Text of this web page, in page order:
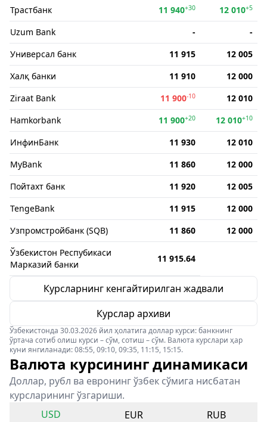
Трастбанк 11 940+30 12 010+5
Uzum Bank -
-
Универсал банк
11 915
12 005
Халқ банки
11 910
12 000
Ziraat Bank
11 900-10
12 010
Hamkorbank
11 900+20 12 010+10
ИнфинБанк 11 930
12 010
MyBank
11 860
12 000
Пойтахт банк
11 920
12 005
TengeBank
11 915
12 000
Узпромстройбанк (SQB)
11 860
12 000
Ўзбекистон Респубикаси
Марказий банки
11 915.64
Курсларнинг кенгайтирилган жадвали
Курслар архиви
Ўзбекистонда 30.03.2026 йил ҳолатига доллар курси: банкнинг
ўртача сотиб олиш курси – сўм, сотиш – сўм. Валюта курслари ҳар
куни янгиланади: 08:55, 09:10, 09:35, 11:15, 15:15.
Валюта курсининг динамикаси
Доллар, рубл ва евронинг ўзбек сўмига нисбатан
курсларининг ўзгариши.
USD
EUR RUB